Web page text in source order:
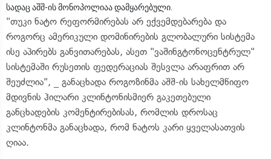
სადაც აშშ-ის მონოპოლიაა დამყარებული.
"თუკი ნატო რეფორმირებას არ ექვემდებარება და
როგორც ამერიკული დომინირების გლობალური სისტემა
ისე აპირებს განვითარებას, ასეთ "ვაშინგტონოცენტრულ"
სისტემაში რუსეთის ფედერაციას შესვლა არაფრით არ
შეუძლია", _ განაცხადა როგოზინმა აშშ-ის სახელმწიფო
მდივნის ჰილარი კლინტონისმიერ გაკეთებული
განცხადების კომენტირებისას, რომლის დროსაც
კლინტონმა განაცხადა, რომ ნატოს კარი ყველასათვის
ღიაა.